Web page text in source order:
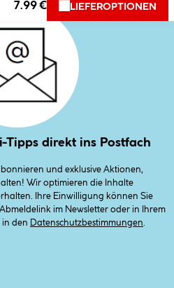
7.99 € LIEFEROPTIONEN
Tipps direkt ins Postfach
und exklusive Aktionen,
Wir optimieren die Inhalte
Ihre Einwilligung können Sie
im Newsletter oder in Ihrem
in den
Datenschutzbestimmungen